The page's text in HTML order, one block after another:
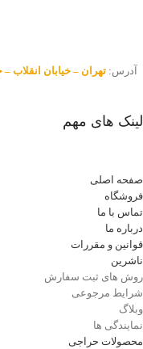
آدرس:
لینک های مهم
صفحه اصلی
فروشگاه
تماس با ما
درباره ما
قوانین و مقررات
ناشرین
روش های ثبت سفارش
شرایط مرجوعی
وبلاگ
نمایندگی ها
محصولات حراجی